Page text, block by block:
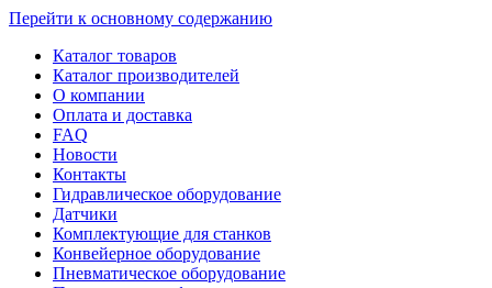
Перейти к основному содержанию
Каталог товаров
Каталог производителей
О компании
Оплата и доставка
FAQ
Новости
Контакты
Гидравлическое оборудование
Датчики
Комплектующие для станков
Конвейерное оборудование
Пневматическое оборудование